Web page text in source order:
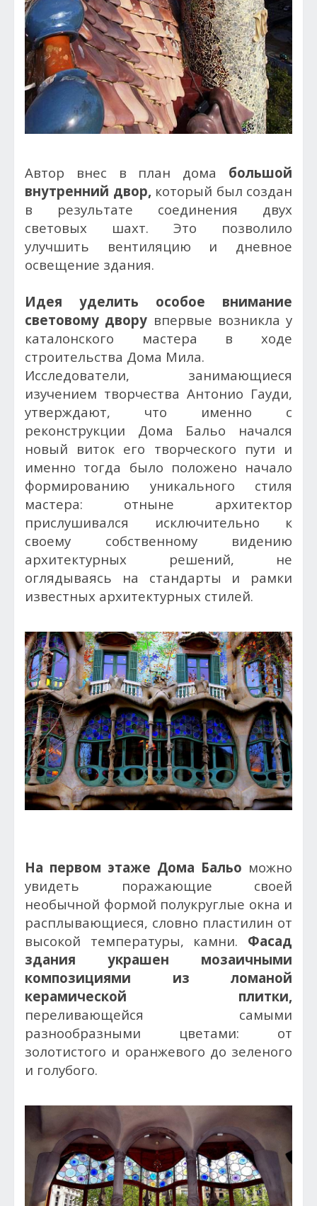
Автор внес в план дома большой
внутренний двор, который был создан
в результате соединения двух
световых шахт. Это позволило
улучшить вентиляцию и дневное
освещение здания.
Идея уделить особое внимание
световому двору впервые возникла у
каталонского мастера в ходе
строительства Дома Мила.
Исследователи, занимающиеся
изучением творчества Антонио Гауди,
утверждают, что именно с
реконструкции Дома Бальо начался
новый виток его творческого пути и
именно тогда было положено начало
формированию уникального стиля
мастера: отныне архитектор
прислушивался исключительно к
своему собственному видению
архитектурных решений, не
оглядываясь на стандарты и рамки
известных архитектурных стилей.
На первом этаже Дома Бальо можно
увидеть поражающие своей
необычной формой полукруглые окна и
расплывающиеся, словно пластилин от
высокой температуры, камни. Фасад
здания украшен мозаичными
композициями из ломаной
керамической плитки,
переливающейся самыми
разнообразными цветами: от
золотистого и оранжевого до зеленого
и голубого.